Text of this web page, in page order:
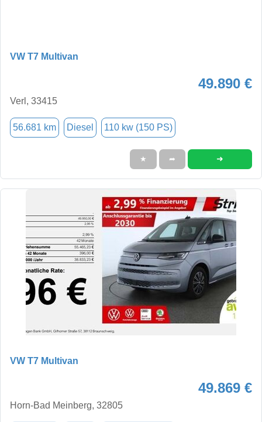
VW T7 Multivan
49.890 €
Verl, 33415
56.681 km Diesel 110 kw (150 PS)
★ ➦ ➜
VW T7 Multivan
49.869 €
Horn-Bad Meinberg, 32805